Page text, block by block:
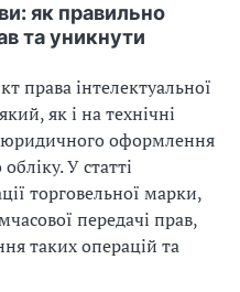
як правильно
та уникнути
права інтелектуальної
як і на технічні
оформлення
У статті
торговельної марки,
передачі прав,
таких операцій та